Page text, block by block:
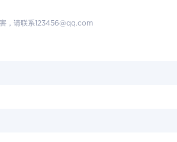
，请联系123456@qq.com